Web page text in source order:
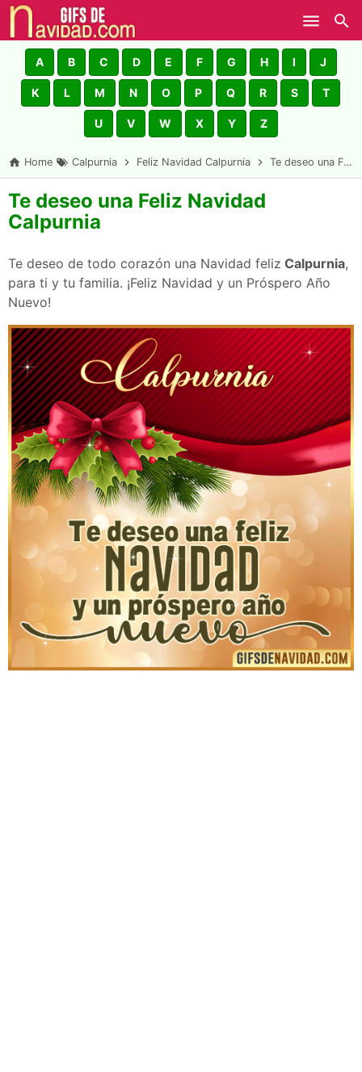
Skip to main content
A B C D E F G H I J
K L M N O P Q R S T
U V W X Y Z
Home Calpurnia Feliz Navidad Calpurnia Te deseo una Feliz Navidad Calpurnia
Te deseo una Feliz Navidad
Calpurnia
Te deseo de todo corazón una Navidad feliz Calpurnia,
para ti y tu familia. ¡Feliz Navidad y un Próspero Año
Nuevo!